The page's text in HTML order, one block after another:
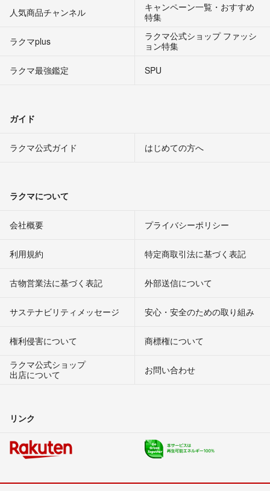
人気商品チャンネル
キャンペーン一覧・おすすめ
特集
ラクマplus
ラクマ公式ショップ ファッシ
ョン特集
ラクマ最強鑑定
SPU
ガイド
ラクマ公式ガイド はじめての方へ
ラクマについて
会社概要 プライバシーポリシー
利用規約 特定商取引法に基づく表記
古物営業法に基づく表記 外部送信について
サステナビリティメッセージ 安心・安全のための取り組み
権利侵害について
商標権について
ラクマ公式ショップ
出店について
お問い合わせ
リンク